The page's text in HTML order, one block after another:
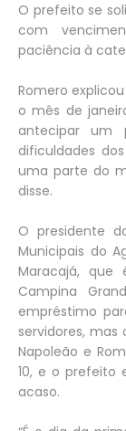
O prefeito se
com
paciência à
Romero
o mês de
antecipar um
dificuldades
uma parte do
disse.
O presidente
Municipais do
Maracajá,
Campina
empréstimo
servidores,
Napoleão e
10, e o prefeito
acaso.